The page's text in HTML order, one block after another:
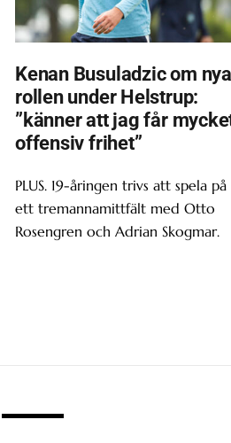
Kenan Busuladzic om nya
rollen under Helstrup:
”känner att jag får
offensiv frihet”
PLUS. 19-åringen trivs att spela på
ett tremannamittfält med Otto
Rosengren och Adrian Skogmar.